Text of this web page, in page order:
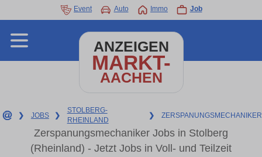
Event Auto Immo Job
ANZEIGEN
MARKT-
AACHEN
❯ JOBS ❯
STOLBERG-
RHEINLAND
❯ ZERSPANUNGSMECHANIKER
Zerspanungsmechaniker Jobs in Stolberg
(Rheinland) - Jetzt Jobs in Voll- und Teilzeit